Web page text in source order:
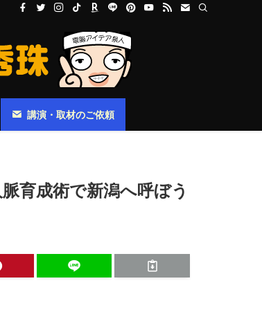
講演・取材のご依頼
育成術で新潟へ呼ぼう